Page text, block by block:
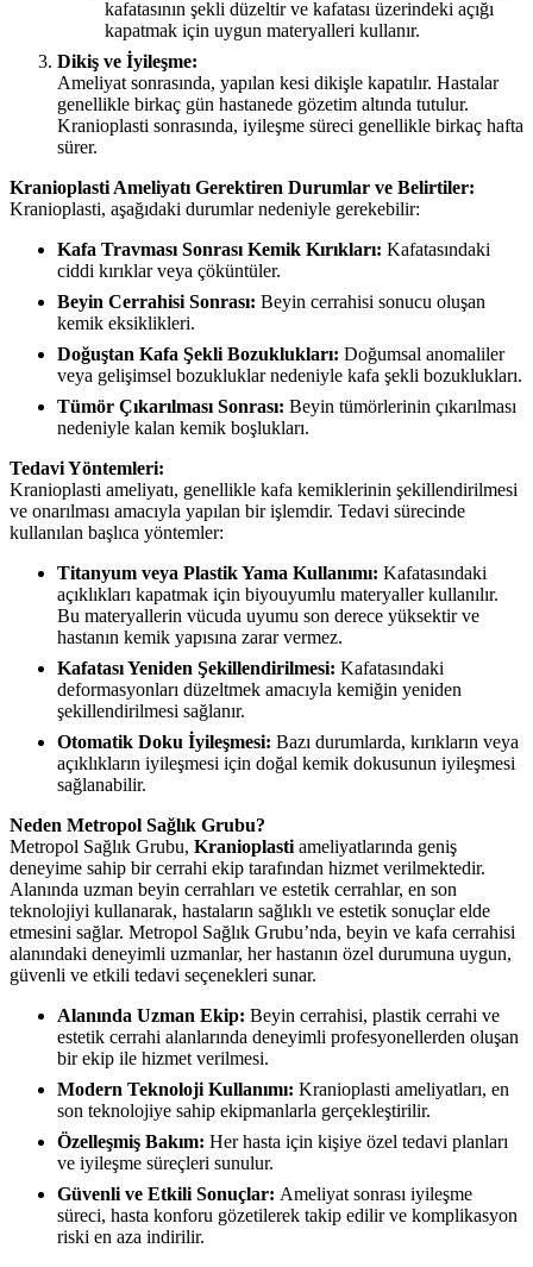
kafatasının şekli düzeltir ve kafatası üzerindeki açığı
kapatmak için uygun materyalleri kullanır.
Dikiş ve İyileşme:
Ameliyat sonrasında, yapılan kesi dikişle kapatılır. Hastalar
genellikle birkaç gün hastanede gözetim altında tutulur.
Kranioplasti sonrasında, iyileşme süreci genellikle birkaç hafta
sürer.
Kranioplasti Ameliyatı Gerektiren Durumlar ve Belirtiler:
Kranioplasti, aşağıdaki durumlar nedeniyle gerekebilir:
Kafa Travması Sonrası Kemik Kırıkları: Kafatasındaki
ciddi kırıklar veya çöküntüler.
Beyin Cerrahisi Sonrası: Beyin cerrahisi sonucu oluşan
kemik eksiklikleri.
Doğuştan Kafa Şekli Bozuklukları: Doğumsal anomaliler
veya gelişimsel bozukluklar nedeniyle kafa şekli bozuklukları.
Tümör Çıkarılması Sonrası: Beyin tümörlerinin çıkarılması
nedeniyle kalan kemik boşlukları.
Tedavi Yöntemleri:
Kranioplasti ameliyatı, genellikle kafa kemiklerinin şekillendirilmesi
ve onarılması amacıyla yapılan bir işlemdir. Tedavi sürecinde
kullanılan başlıca yöntemler:
Titanyum veya Plastik Yama Kullanımı: Kafatasındaki
açıklıkları kapatmak için biyouyumlu materyaller kullanılır.
Bu materyallerin vücuda uyumu son derece yüksektir ve
hastanın kemik yapısına zarar vermez.
Kafatası Yeniden Şekillendirilmesi: Kafatasındaki
deformasyonları düzeltmek amacıyla kemiğin yeniden
şekillendirilmesi sağlanır.
Otomatik Doku İyileşmesi: Bazı durumlarda, kırıkların veya
açıklıkların iyileşmesi için doğal kemik dokusunun iyileşmesi
sağlanabilir.
Neden Metropol Sağlık Grubu?
Metropol Sağlık Grubu, Kranioplasti ameliyatlarında geniş
deneyime sahip bir cerrahi ekip tarafından hizmet verilmektedir.
Alanında uzman beyin cerrahları ve estetik cerrahlar, en son
teknolojiyi kullanarak, hastaların sağlıklı ve estetik sonuçlar elde
etmesini sağlar. Metropol Sağlık Grubu’nda, beyin ve kafa cerrahisi
alanındaki deneyimli uzmanlar, her hastanın özel durumuna uygun,
güvenli ve etkili tedavi seçenekleri sunar.
Alanında Uzman Ekip: Beyin cerrahisi, plastik cerrahi ve
estetik cerrahi alanlarında deneyimli profesyonellerden oluşan
bir ekip ile hizmet verilmesi.
Modern Teknoloji Kullanımı: Kranioplasti ameliyatları, en
son teknolojiye sahip ekipmanlarla gerçekleştirilir.
Özelleşmiş Bakım: Her hasta için kişiye özel tedavi planları
ve iyileşme süreçleri sunulur.
Güvenli ve Etkili Sonuçlar: Ameliyat sonrası iyileşme
süreci, hasta konforu gözetilerek takip edilir ve komplikasyon
riski en aza indirilir.